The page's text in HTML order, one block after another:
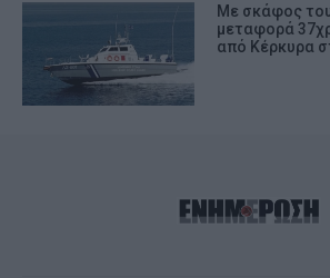
Με σκάφος του
μεταφορά
από Κέρκυρα